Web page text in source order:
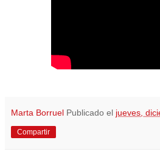
Marta Borruel Publicado el jueves,
Compartir